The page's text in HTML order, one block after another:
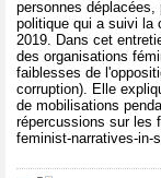
personnes
politique qui a suivi la
2019. Dans cet
des organisations
faiblesses de
corruption). Elle
de mobilisations
répercussions sur les
feminist-narratives-in-